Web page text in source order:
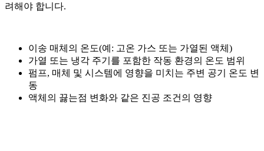
려해야 합니다.
이송 매체의 온도(예: 고온 가스 또는 가열된 액체)
가열 또는 냉각 주기를 포함한 작동 환경의 온도 범위
펌프, 매체 및 시스템에 영향을 미치는 주변 공기 온도 변
동
액체의 끓는점 변화와 같은 진공 조건의 영향